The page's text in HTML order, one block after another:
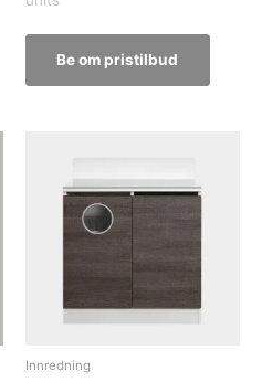
Be om pristilbud
Innredning